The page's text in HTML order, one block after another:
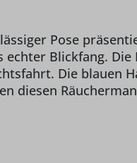
Pose
echter Blickfang.
Die blauen
diesen